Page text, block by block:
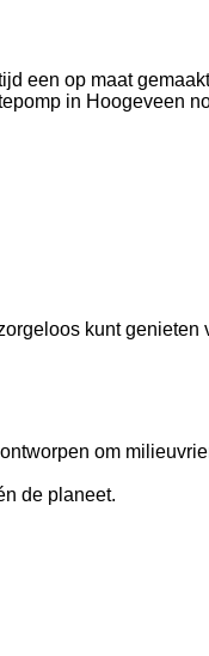
een op maat
in Hoogeveen
kunt genieten
om
de planeet.